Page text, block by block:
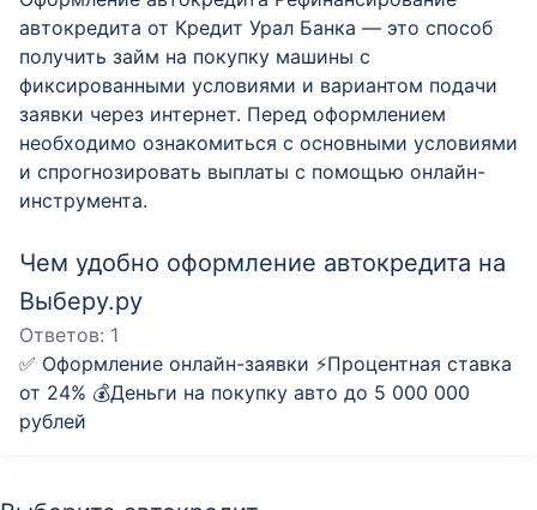
автокредита от Кредит Урал Банка — это способ
получить займ на покупку машины с
фиксированными условиями и вариантом подачи
заявки через интернет. Перед оформлением
необходимо ознакомиться с основными условиями
и спрогнозировать выплаты с помощью онлайн-
инструмента.
Чем удобно оформление автокредита на
Выберу.ру
Ответов: 1
✅ Оформление онлайн-заявки ⚡️Процентная ставка
от 24% 💰Деньги на покупку авто до 5 000 000
рублей